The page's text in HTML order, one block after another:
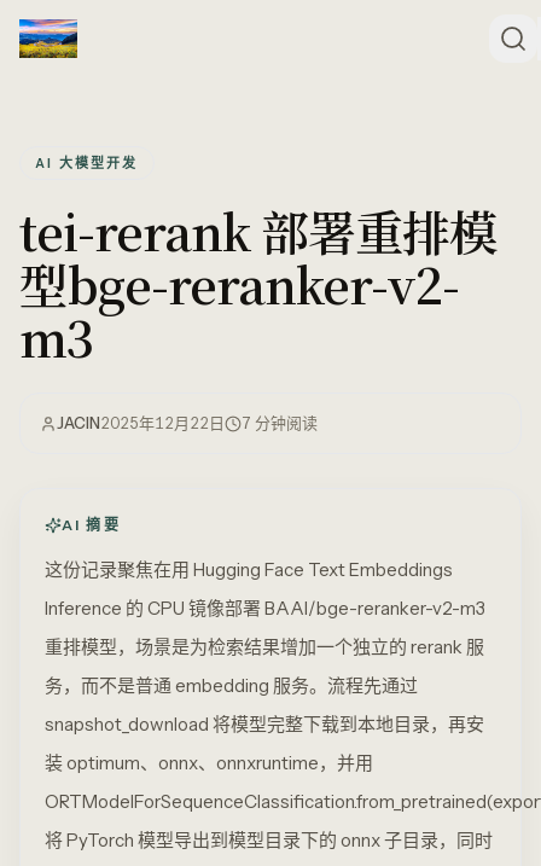
AI 大模型开发
tei-rerank 部署重排模
型bge-reranker-v2-
m3
JACIN2025年12月22日 7 分钟阅读
AI 摘要
这份记录聚焦在用 Hugging Face Text Embeddings
Inference 的 CPU 镜像部署 BAAI/bge-reranker-v2-m3
重排模型，场景是为检索结果增加一个独立的 rerank 服
务，而不是普通 embedding 服务。流程先通过
snapshot_download 将模型完整下载到本地目录，再安
装 optimum、onnx、onnxruntime，并用
将 PyTorch 模型导出到模型目录下的 onnx 子目录，同时